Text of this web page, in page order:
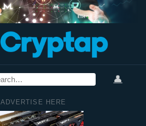
👤
ADVERTISE HERE